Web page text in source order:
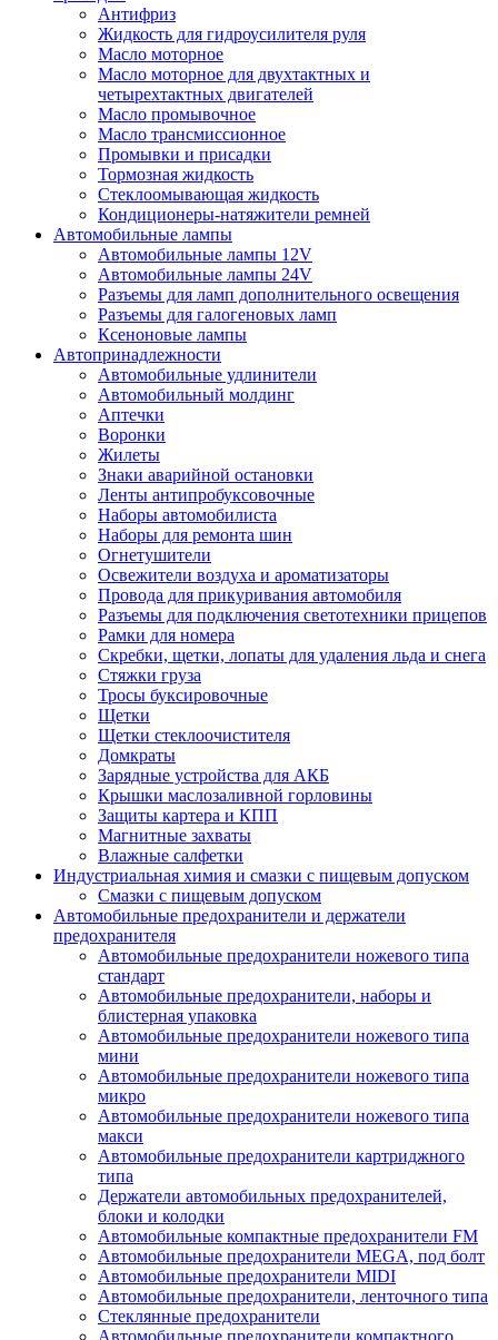
Антифриз
Жидкость для гидроусилителя руля
Масло моторное
Масло моторное для двухтактных и
четырехтактных двигателей
Масло промывочное
Масло трансмиссионное
Промывки и присадки
Тормозная жидкость
Стеклоомывающая жидкость
Кондиционеры-натяжители ремней
Автомобильные лампы
Автомобильные лампы 12V
Автомобильные лампы 24V
Разъемы для ламп дополнительного освещения
Разъемы для галогеновых ламп
Ксеноновые лампы
Автопринадлежности
Автомобильные удлинители
Автомобильный молдинг
Аптечки
Воронки
Жилеты
Знаки аварийной остановки
Ленты антипробуксовочные
Наборы автомобилиста
Наборы для ремонта шин
Огнетушители
Освежители воздуха и ароматизаторы
Провода для прикуривания автомобиля
Разъемы для подключения светотехники прицепов
Рамки для номера
Скребки, щетки, лопаты для удаления льда и снега
Стяжки груза
Тросы буксировочные
Щетки
Щетки стеклоочистителя
Домкраты
Зарядные устройства для АКБ
Крышки маслозаливной горловины
Защиты картера и КПП
Магнитные захваты
Влажные салфетки
Индустриальная химия и смазки с пищевым допуском
Смазки с пищевым допуском
Автомобильные предохранители и держатели
предохранителя
Автомобильные предохранители ножевого типа
стандарт
Автомобильные предохранители, наборы и
блистерная упаковка
Автомобильные предохранители ножевого типа
мини
Автомобильные предохранители ножевого типа
микро
Автомобильные предохранители ножевого типа
макси
Автомобильные предохранители картриджного
типа
Держатели автомобильных предохранителей,
блоки и колодки
Автомобильные компактные предохранители FM
Автомобильные предохранители MEGA, под болт
Автомобильные предохранители MIDI
Автомобильные предохранители, ленточного типа
Стеклянные предохранители
Автомобильные предохранители компактного